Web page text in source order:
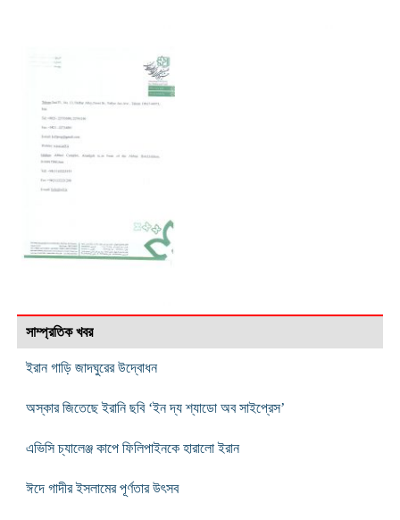
সাম্প্রতিক খবর
ইরান গাড়ি জাদঘুরের উদ্বোধন
অস্কার জিতেছে ইরানি ছবি ‘ইন দ্য শ্যাডো অব সাইপ্রেস’
এভিসি চ্যালেঞ্জ কাপে ফিলিপাইনকে হারালো ইরান
ঈদে গাদীর ইসলামের পূর্ণতার উৎসব